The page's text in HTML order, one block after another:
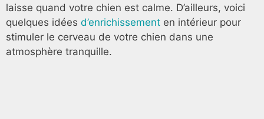
laisse quand votre chien est calme. D’ailleurs, voici
quelques idées d’enrichissement en intérieur pour
stimuler le cerveau de votre chien dans une
atmosphère tranquille.